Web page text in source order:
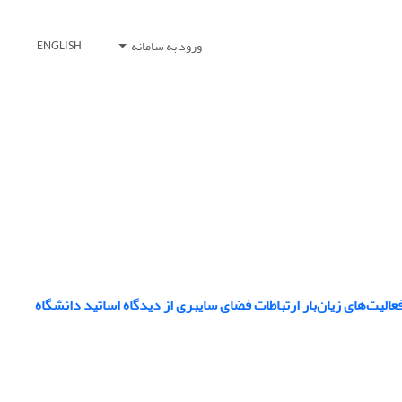
ورود به سامانه ENGLISH
زیان‌بار ارتباطات فضای سایبری از دیدگاه اساتید دانشگاه